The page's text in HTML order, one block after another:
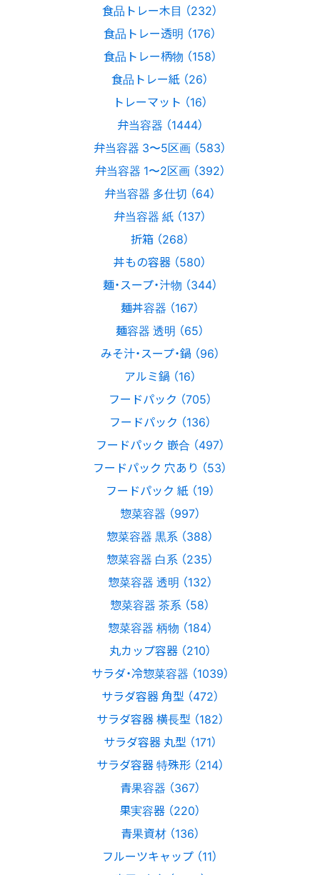
食品トレー木目 （232）
食品トレー透明 （176）
食品トレー柄物 （158）
食品トレー紙 （26）
トレーマット （16）
弁当容器 （1444）
弁当容器 3〜5区画 （583）
弁当容器 1〜2区画 （392）
弁当容器 多仕切 （64）
弁当容器 紙 （137）
折箱 （268）
丼もの容器 （580）
麺・スープ・汁物 （344）
麺丼容器 （167）
麺容器 透明 （65）
みそ汁・スープ・鍋 （96）
アルミ鍋 （16）
フードパック （705）
フードパック （136）
フードパック 嵌合 （497）
フードパック 穴あり （53）
フードパック 紙 （19）
惣菜容器 （997）
惣菜容器 黒系 （388）
惣菜容器 白系 （235）
惣菜容器 透明 （132）
惣菜容器 茶系 （58）
惣菜容器 柄物 （184）
丸カップ容器 （210）
サラダ・冷惣菜容器 （1039）
サラダ容器 角型 （472）
サラダ容器 横長型 （182）
サラダ容器 丸型 （171）
サラダ容器 特殊形 （214）
青果容器 （367）
果実容器 （220）
青果資材 （136）
フルーツキャップ （11）